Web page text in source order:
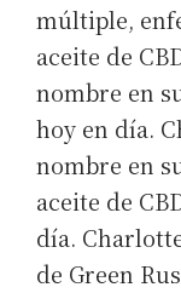
múltiple,
aceite de
nombre en
hoy en día.
nombre en
aceite de
día.
de Green